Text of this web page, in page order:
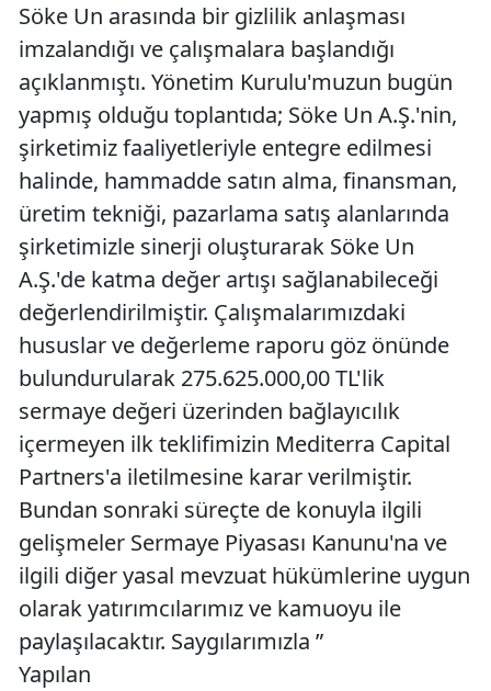
Söke Un arasında bir gizlilik anlaşması
imzalandığı ve çalışmalara başlandığı
açıklanmıştı. Yönetim Kurulu'muzun bugün
yapmış olduğu toplantıda; Söke Un A.Ş.'nin,
şirketimiz faaliyetleriyle entegre edilmesi
halinde, hammadde satın alma, finansman,
üretim tekniği, pazarlama satış alanlarında
şirketimizle sinerji oluşturarak Söke Un
A.Ş.'de katma değer artışı sağlanabileceği
değerlendirilmiştir. Çalışmalarımızdaki
hususlar ve değerleme raporu göz önünde
bulundurularak 275.625.000,00 TL'lik
sermaye değeri üzerinden bağlayıcılık
içermeyen ilk teklifimizin Mediterra Capital
Partners'a iletilmesine karar verilmiştir.
Bundan sonraki süreçte de konuyla ilgili
gelişmeler Sermaye Piyasası Kanunu'na ve
ilgili diğer yasal mevzuat hükümlerine uygun
olarak yatırımcılarımız ve kamuoyu ile
paylaşılacaktır. Saygılarımızla ”
Yapılan